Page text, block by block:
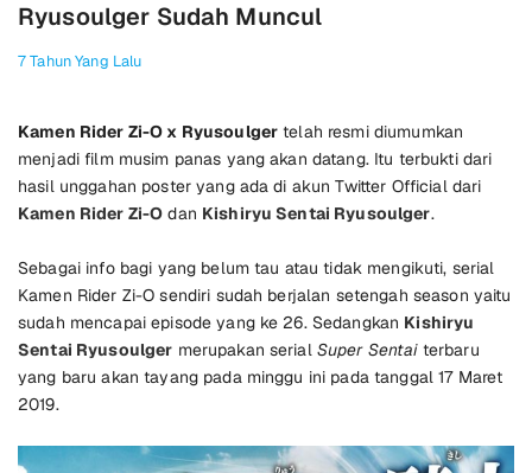
Ryusoulger Sudah Muncul
7 Tahun Yang Lalu
Kamen Rider Zi-O x Ryusoulger telah resmi diumumkan
menjadi film musim panas yang akan datang. Itu terbukti dari
hasil unggahan poster yang ada di akun Twitter Official dari
Kamen Rider Zi-O dan Kishiryu Sentai Ryusoulger.
Sebagai info bagi yang belum tau atau tidak mengikuti, serial
Kamen Rider Zi-O sendiri sudah berjalan setengah season yaitu
sudah mencapai episode yang ke 26. Sedangkan Kishiryu
Sentai Ryusoulger merupakan serial Super Sentaiterbaru
yang baru akan tayang pada minggu ini pada tanggal 17 Maret
2019.